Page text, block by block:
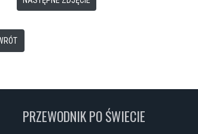
PRZEWODNIK PO ŚWIECIE